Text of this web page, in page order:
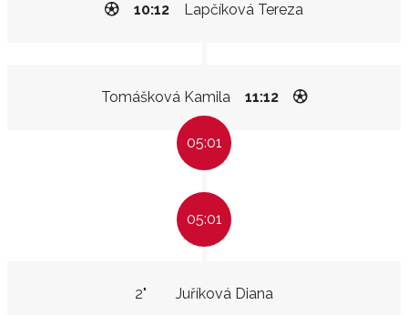
Lapčíková Tereza
10:12
Tomášková Kamila 11:12
05:01
05:01
Juříková Diana
2"